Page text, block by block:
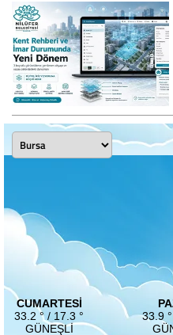
CUMARTESI
33.2 ° / 17.3 °
GÜNEŞLI
33.9